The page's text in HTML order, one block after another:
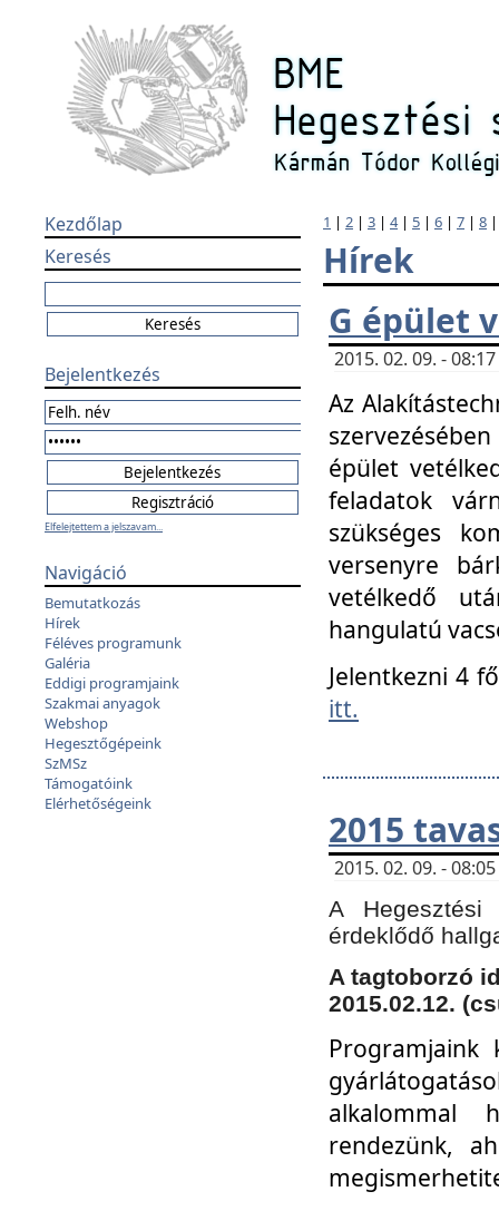
Kezdőlap
Keresés
Bejelentkezés
Elfelejtettem a jelszavam...
Navigáció
Bemutatkozás
Hírek
Féléves programunk
Galéria
Eddigi programjaink
Szakmai anyagok
Webshop
Hegesztőgépeink
SzMSz
Támogatóink
Elérhetőségeink
1 | 2 | 3 | 4| 5 | 6 | 7 | 8
Hírek
G épület
2015. 02. 09. -
Az
épület
feladatok
szükséges
versenyre
vetélkedő
hangulatú
Jelentkezni 4
itt.
2015
2015. 02. 09. -
A
érdeklődő
A tagtoborzó
2015.02.12.
Programjaink
alkalommal
rendezünk,